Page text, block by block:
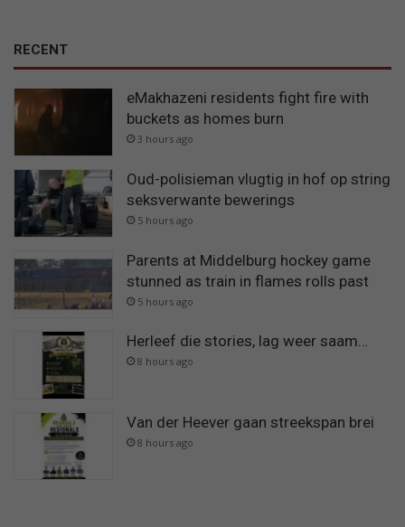
RECENT
eMakhazeni residents fight fire with
buckets as homes burn
3 hours ago
Oud-polisieman vlugtig in hof op string
seksverwante bewerings
5 hours ago
Parents at Middelburg hockey game
stunned as train in flames rolls past
5 hours ago
Herleef die stories, lag weer saam…
8 hours ago
Van der Heever gaan streekspan brei
8 hours ago